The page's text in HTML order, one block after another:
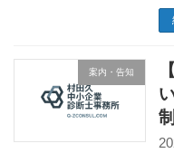
案内・告知